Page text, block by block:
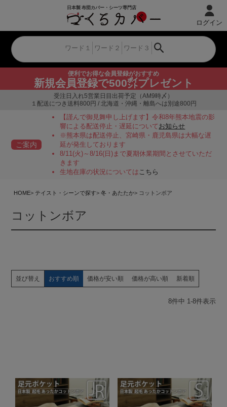
便利でお得な会員登録がおすすめ
新規会員登録で500㌽プレゼント
ログイン
受注日入れ5営業日目出荷予定（AM9時〆）
１配送につき送料800円 / 北海道・沖縄・離島へは別途800円
ご案内
【謹んで御見舞申し上げます】令和8年熊本地震の影
響による配送停止・遅延についてお知らせ
※熊本県は配送停止、宮崎県・鹿児島県は大幅な遅
延が発生しております
8/11(火)～8/16(日)まで夏期休業期間とさせていただ
きます
生地在庫の状況についてはこちら
HOME テイスト・シーンで探す 冬・あたたか コットンボア
コットンボア
並び替え おすすめ順 価格が安い順 価格が高い順 新着順
8件中 1-8件表示